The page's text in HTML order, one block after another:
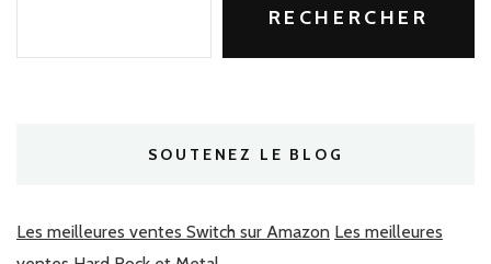
RECHERCHER
SOUTENEZ LE BLOG
Les meilleures ventes Switch sur Amazon Les meilleures